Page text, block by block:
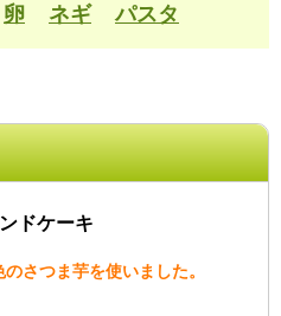
卵 ネギ パスタ
ドケーキ
さつま芋を使いました。